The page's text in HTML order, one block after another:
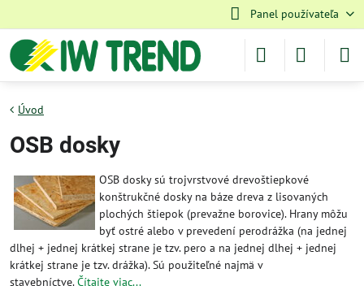
Panel používateľa
Úvod
OSB dosky
OSB dosky sú trojvrstvové drevoštiepkové
konštrukčné dosky na báze dreva z lisovaných
plochých štiepok (prevažne borovice). Hrany môžu
byť ostré alebo v prevedení perodrážka (na jednej
dlhej + jednej krátkej strane je tzv. pero a na jednej dlhej + jednej
krátkej strane je tzv. drážka). Sú použiteľné najmä v
stavebníctve.Čítajte viac...